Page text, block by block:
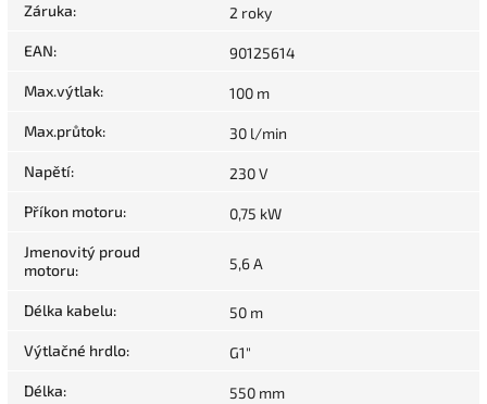
Záruka: 2 roky
EAN: 90125614
Max.výtlak: 100 m
Max.průtok: 30 l/min
Napětí: 230 V
Příkon motoru: 0,75 kW
Jmenovitý proud
motoru: 5,6 A
Délka kabelu: 50 m
Výtlačné hrdlo: G1"
Délka: 550 mm